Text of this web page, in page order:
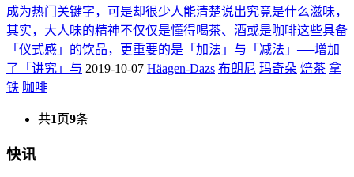
成为热门关键字，可是却很少人能清楚说出究竟是什么滋味，
其实，大人味的精神不仅仅是懂得喝茶、酒或是咖啡这些具备
「仪式感」的饮品，更重要的是「加法」与「减法」──增加
了「讲究」与 2019-10-07 Häagen-Dazs 布朗尼 玛奇朵 焙茶 拿
铁 咖啡
共1页9条
快讯